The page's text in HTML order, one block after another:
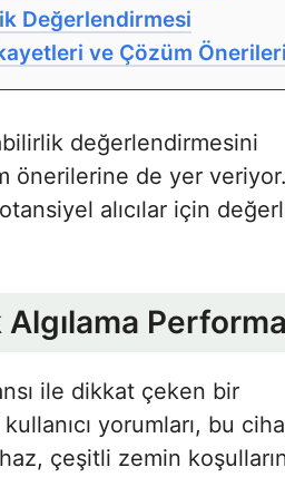
Değerlendirmesi
ve Çözüm Önerileri
değerlendirmesini
önerilerine de yer veriyor.
alıcılar için
ile dikkat çeken bir
yorumları​, bu
çeşitli zemin